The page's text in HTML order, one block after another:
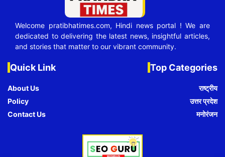
Welcome pratibhatimes.com, Hindi news portal ! We are
dedicated to delivering the latest news, insightful articles,
and stories that matter to our vibrant community.
Quick Link
About Us
Policy
Contact Us
Top Categories
राष्ट्रीय
उत्तर प्रदेश
मनोरंजन